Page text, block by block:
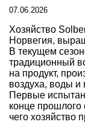
07.06.2026
Хозяйство
Норвегия,
В текущем
традиционный
на продукт,
воздуха, воды и
Первые
конце
чего хозяйство